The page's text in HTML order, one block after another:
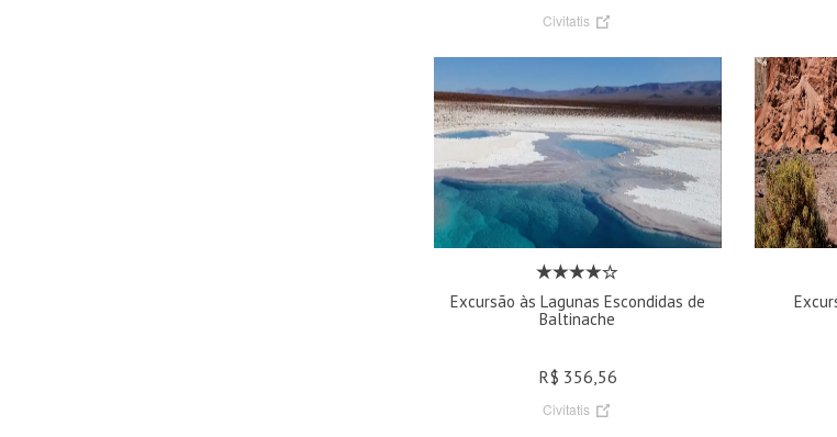
Civitatis
Excursão às Lagunas Escondidas de
Baltinache
R$ 356,56
Civitatis